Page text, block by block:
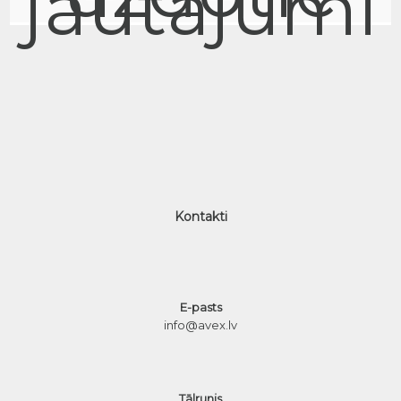
Kontakti
E-pasts
info@avex.lv
Tālrunis